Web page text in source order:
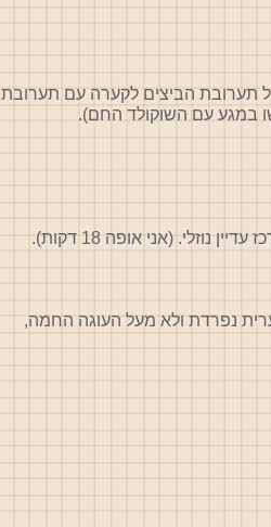
תערובת הביצים לקערה עם תערובת
במגע עם השוקולד החם).
נפרדת ולא מעל העוגה החמה,